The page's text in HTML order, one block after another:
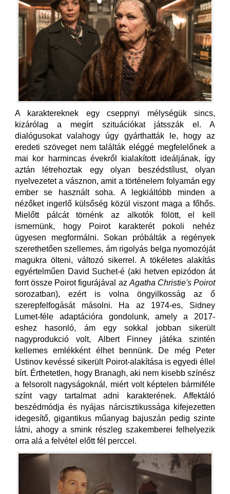
A karaktereknek egy cseppnyi mélységük sincs,
kizárólag a megírt szituációkat játsszák el. A
dialógusokat valahogy úgy gyárthatták le, hogy az
eredeti szöveget nem találták eléggé megfelelőnek a
mai kor harmincas évekről kialakított ideáljának, így
aztán létrehoztak egy olyan beszédstílust, olyan
nyelvezetet a vásznon, amit a történelem folyamán egy
ember se használt soha. A legkiáltóbb minden a
nézőket ingerlő külsőség közül viszont maga a főhős.
Mielőtt pálcát törnénk az alkotók fölött, el kell
ismernünk, hogy Poirot karakterét pokoli nehéz
ügyesen megformálni. Sokan próbálták a regények
szerethetően szellemes, ám rigolyás belga nyomozóját
magukra ölteni, változó sikerrel. A tökéletes alakítás
egyértelműen David Suchet-é (aki hetven epizódon át
forrt össze Poirot figurájával az Agatha Christie's Poirot
sorozatban), ezért is volna öngyilkosság az ő
szerepfelfogását másolni. Ha az 1974-es, Sidney
Lumet-féle adaptációra gondolunk, amely a 2017-
eshez hasonló, ám egy sokkal jobban sikerült
nagyprodukció volt, Albert Finney játéka szintén
kellemes emlékként élhet bennünk. De még Peter
Ustinov kevéssé sikerült Poirot-alakítása is egyedi éllel
bírt. Érthetetlen, hogy Branagh, aki nem kisebb színész
a felsorolt nagyságoknál, miért volt képtelen bármiféle
színt vagy tartalmat adni karakterének. Affektáló
beszédmódja és nyájas nárcisztikussága kifejezetten
idegesítő, gigantikus műanyag bajuszán pedig szinte
látni, ahogy a smink részleg szakemberei felhelyezik
orra alá a felvétel előtt fél perccel.